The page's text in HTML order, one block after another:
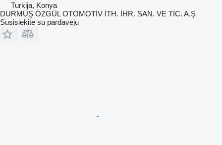
Turkija, Konya
DURMUŞ ÖZGÜL OTOMOTİV İTH. İHR. SAN. VE TİC. A.Ş
Susisiekite su pardavėju